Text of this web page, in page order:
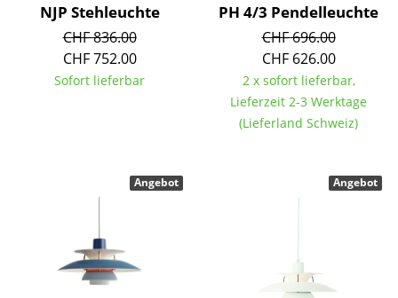
Figuren & Miniaturen
Vasen
Tabletts
Teppiche
NJP Stehleuchte
CHF 836.00
CHF 752.00
Sofort lieferbar
PH 4/3 Pendelleuchte
CHF 696.00
CHF 626.00
2 x sofort lieferbar,
Lieferzeit 2-3 Werktage
(Lieferland Schweiz)
Angebot Angebot